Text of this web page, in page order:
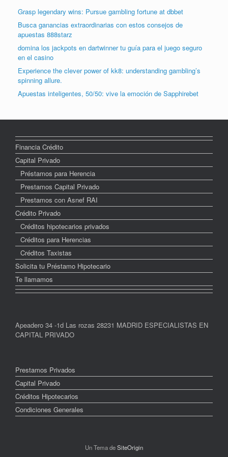
Grasp legendary wins: Pursue gambling fortune at dbbet
Busca ganancias extraordinarias con estos consejos de
apuestas 888starz
domina los jackpots en dartwinner tu guía para el juego seguro
en el casino
Experience the clever power of kk8: understanding gambling’s
spinning allure.
Apuestas inteligentes, 50/50: vive la emoción de Sapphirebet
Financia Crédito
Capital Privado
Préstamos para Herencia
Prestamos Capital Privado
Prestamos con Asnef RAI
Crédito Privado
Créditos hipotecarios privados
Créditos para Herencias
Créditos Taxistas
Solicita tu Préstamo Hipotecario
Te llamamos
Apeadero 34 -1d Las rozas 28231 MADRID ESPECIALISTAS EN
CAPITAL PRIVADO
Prestamos Privados
Capital Privado
Créditos Hipotecarios
Condiciones Generales
Un Tema deSiteOrigin